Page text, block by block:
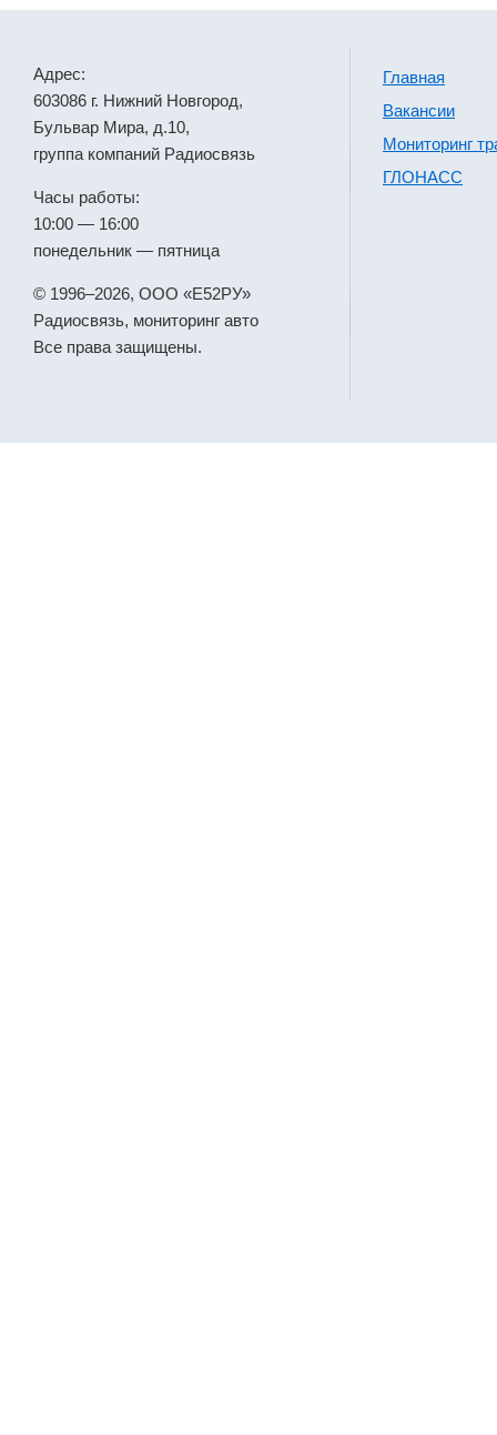
Адрес:
603086 г. Нижний Новгород,
Бульвар Мира, д.10,
группа компаний Радиосвязь
Часы работы:
10:00 — 16:00
понедельник — пятница
© 1996–2026, ООО «Е52РУ»
Радиосвязь, мониторинг авто
Все права защищены.
Главная
Вакансии
Мониторинг
ГЛОНАСС